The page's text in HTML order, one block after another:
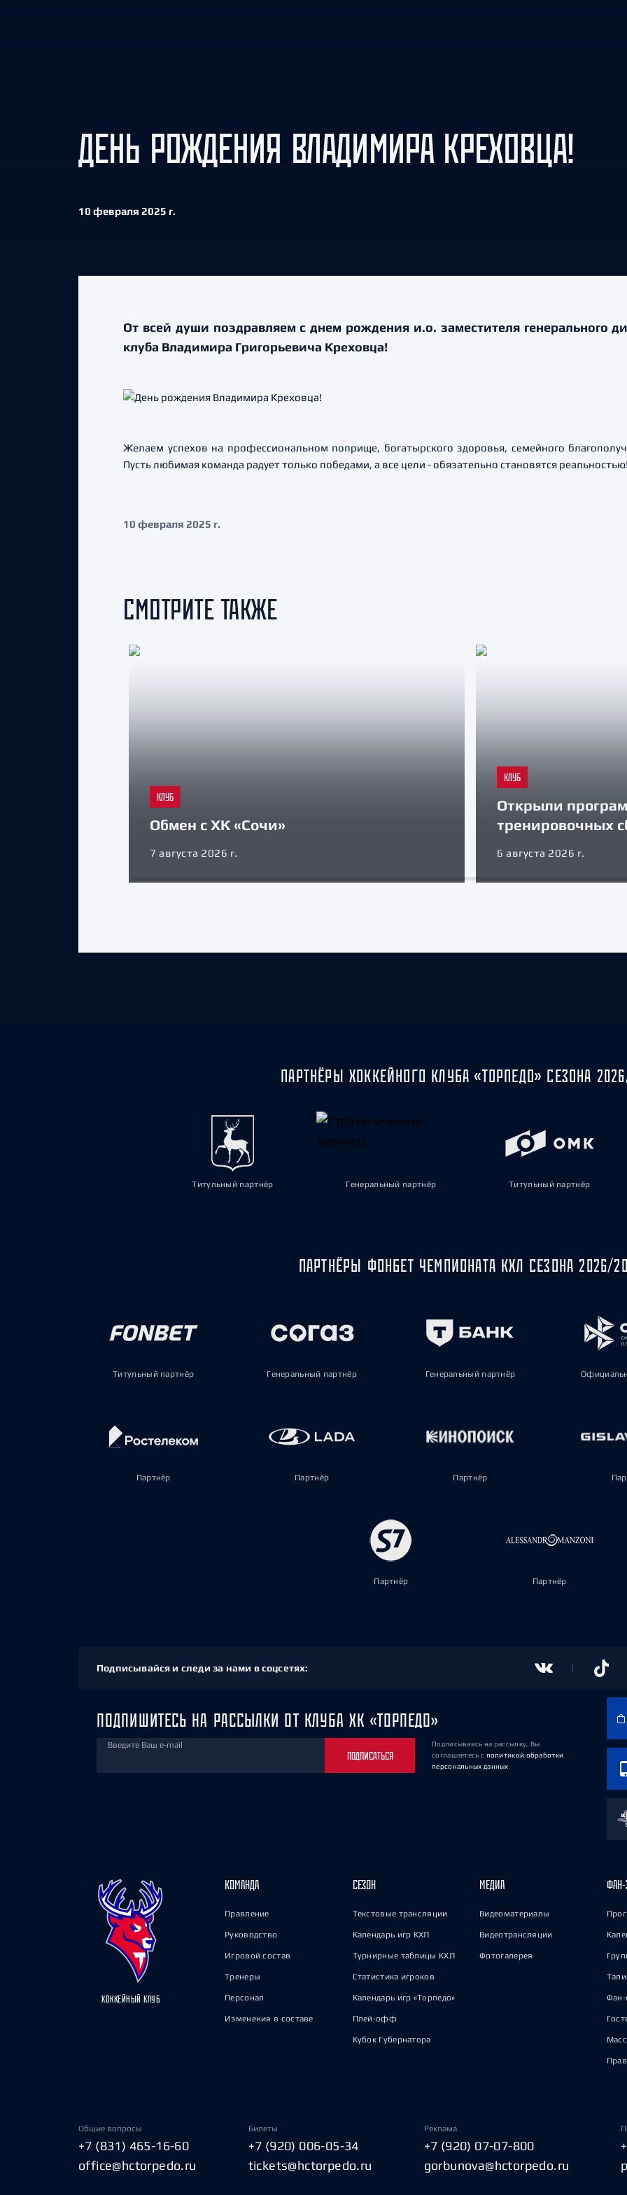
ДЕНЬ РОЖДЕНИЯ ВЛАДИМИРА КРЕХОВЦА!
10 февраля 2025 г.
От всей души поздравляем с днем рождения и.о. заместителя генерального
клуба Владимира Григорьевича Креховца!
Желаем успехов на профессиональном поприще, богатырского здоровья, семейного
Пусть любимая команда радует только победами, а все цели - обязательно становятся реальностью!
10 февраля 2025 г.
СМОТРИТЕ ТАКЖЕ
КЛУБ
Обмен с ХК «Сочи»
7 августа 2026 г.
КЛУБ
Открыли
тренировочных
6 августа 2026 г.
ПАРТНЁРЫ ХОККЕЙНОГО КЛУБА «ТОРПЕДО» СЕЗОНА
Титульный партнёр Генеральный партнёр Титульный партнёр
ПАРТНЁРЫ ФОНБЕТ ЧЕМПИОНАТА КХЛ СЕЗОНА 2026/
Титульный партнёр Генеральный партнёр Генеральный партнёр
Партнёр Партнёр Партнёр
Партнёр Партнёр
Подписывайся и следи за нами в соцсетях:
ПОДПИШИТЕСЬ НА РАССЫЛКИ ОТ КЛУБА ХК «ТОРПЕДО»
Введите Ваш e-mail
ПОДПИСАТЬСЯ
Подписываясь на рассылку, Вы
соглашаетесь с политикой обработки
персональных данных
ХОККЕЙНЫЙ КЛУБ
КОМАНДА
Правление
Руководство
Игровой состав
Тренеры
Персонал
Изменения в составе
СЕЗОН
Текстовые трансляции
Календарь игр КХЛ
Турнирные таблицы КХЛ
Статистика игроков
Календарь игр «Торпедо»
Плей-офф
Кубок Губернатора
МЕДИА
Видеоматериалы
Видеотрансляции
Фотогалерея
ФАН-
Фан-
Общие вопросы
+7 (831) 465-16-60
office@hctorpedo.ru
Билеты
+7 (920) 006-05-34
tickets@hctorpedo.ru
Реклама
+7 (920) 07-07-800
gorbunova@hctorpedo.ru